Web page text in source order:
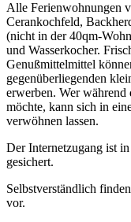
Alle Ferienwohnungen
Cerankochfeld,
(nicht in der 40qm-
und Wasserkocher.
Genußmittelmittel
gegenüberliegenden
erwerben. Wer während
möchte, kann sich in
verwöhnen lassen.
Der Internetzugang ist
gesichert.
Selbstverständlich
vor.